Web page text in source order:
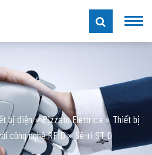
bị điện»Pizzato Elettrica » Thiết bị
công nghệ RFID»Sê-ri ST D